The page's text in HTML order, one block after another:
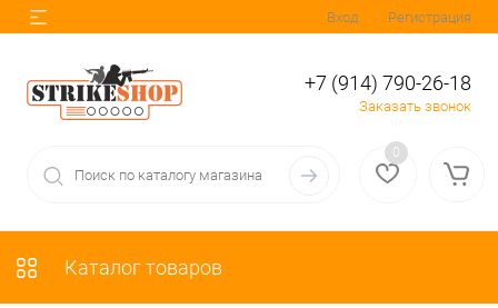
Вход Регистрация
+7 (914) 790-26-18
Заказать звонок
0
Каталог товаров